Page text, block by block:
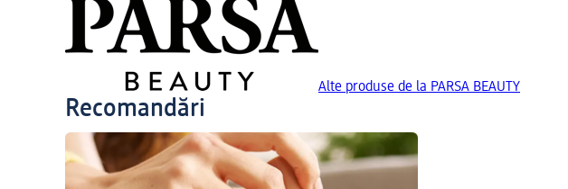
Alte produse de la PARSA BEAUTY
Recomandări